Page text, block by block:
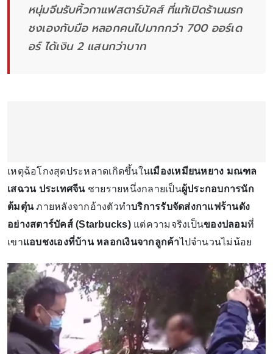
หนุ่มจีนรับหิ้วกาแฟสตาร์บัคส์ ที่แท้เปิดร้านนรก
ชงเองกับมือ หลอกคนไปมากกว่า 700 ออร์เด
อร์ ได้เงิน 2 แสนกว่าบาท
เหตุฉ้อโกงสุดประหลาดเกิดขึ้นในเมืองเหมียนหยาง มณฑล
เสฉวน ประเทศจีนชายรายหนึ่งกลายเป็นผู้ประกอบการนัก
ต้มตุ๋นภายหลังจากอ้างตัวทำบริการรับจัดส่งกาแฟร้านดัง
อย่างสตาร์บัคส์ (Starbucks) แต่ความจริงเป็นของปลอมที่
เขาแอบชงเองที่บ้าน หลอกเงินจากลูกค้าไปจำนวนไม่น้อย